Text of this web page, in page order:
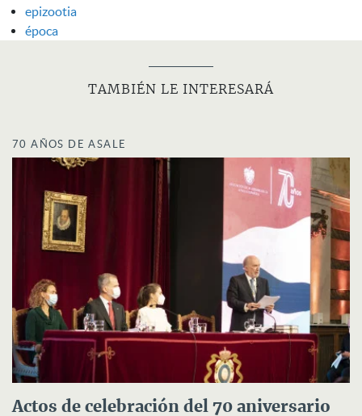
epizootia
época
TAMBIÉN LE INTERESARÁ
70 AÑOS DE ASALE
Actos de celebración del 70 aniversario